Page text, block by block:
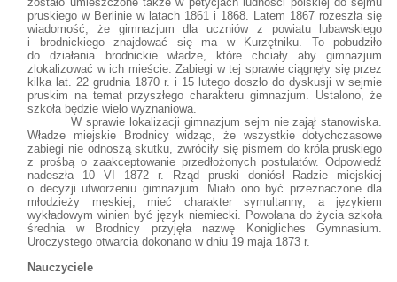
pruskiego w Berlinie w latach 1861 i 1868. Latem 1867 rozeszła się
wiadomość, że gimnazjum dla uczniów z powiatu lubawskiego
i brodnickiego znajdować się ma w Kurzętniku. To pobudziło
do działania brodnickie władze, które chciały aby gimnazjum
zlokalizować w ich mieście. Zabiegi w tej sprawie ciągnęły się przez
kilka lat. 22 grudnia 1870 r. i 15 lutego doszło do dyskusji w sejmie
pruskim na temat przyszłego charakteru gimnazjum. Ustalono, że
szkoła będzie wielo wyznaniowa.
W sprawie lokalizacji gimnazjum sejm nie zajął stanowiska.
Władze miejskie Brodnicy widząc, że wszystkie dotychczasowe
zabiegi nie odnoszą skutku, zwróciły się pismem do króla pruskiego
z prośbą o zaakceptowanie przedłożonych postulatów. Odpowiedź
nadeszła 10 VI 1872 r. Rząd pruski doniósł Radzie miejskiej
o decyzji utworzeniu gimnazjum. Miało ono być przeznaczone dla
młodzieży męskiej, mieć charakter symultanny, a językiem
wykładowym winien być język niemiecki. Powołana do życia szkoła
średnia w Brodnicy przyjęła nazwę Konigliches Gymnasium.
Uroczystego otwarcia dokonano w dniu 19 maja 1873 r.
Nauczyciele